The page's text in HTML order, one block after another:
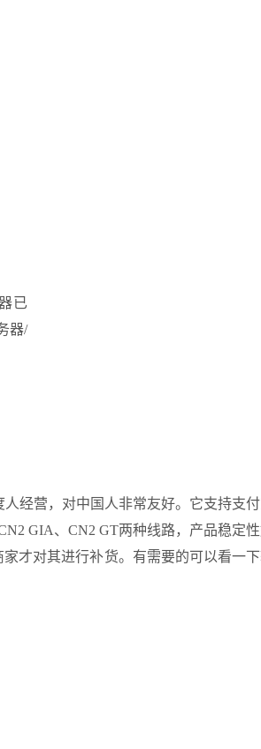
经营，对中国人非常友好。它支持支
GIA、CN2 GT两种线路，产品稳定性
才对其进行补货。有需要的可以看一